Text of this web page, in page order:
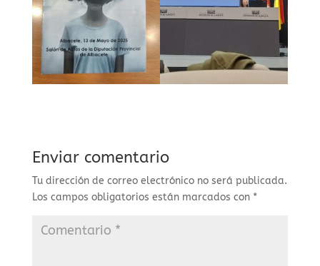
Enviar comentario
Tu dirección de correo electrónico no será publicada.
Los campos obligatorios están marcados con *